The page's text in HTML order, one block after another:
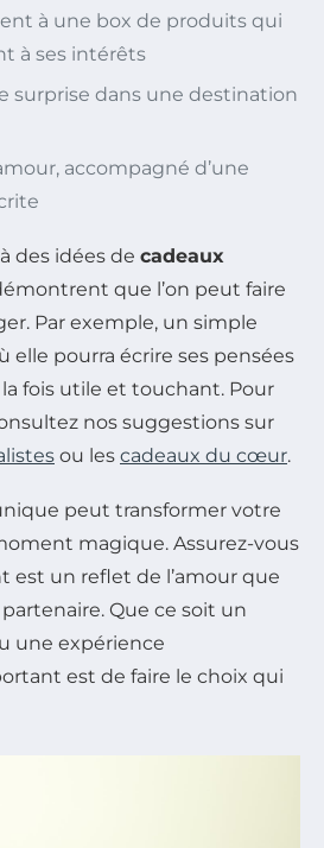
à une box de produits qui
à ses intérêts
surprise dans une destination
accompagné d’une
des idées de cadeaux
que l’on peut faire
Par exemple, un simple
elle pourra écrire ses pensées
fois utile et touchant. Pour
nos suggestions sur
ou les cadeaux du cœur.
peut transformer votre
magique. Assurez-vous
est un reflet de l’amour que
Que ce soit un
une expérience
est de faire le choix qui